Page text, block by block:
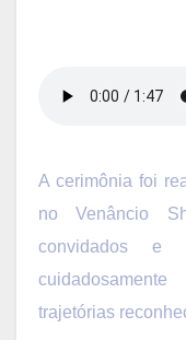
A cerimônia foi
no Venâncio
convidados e
trajetórias